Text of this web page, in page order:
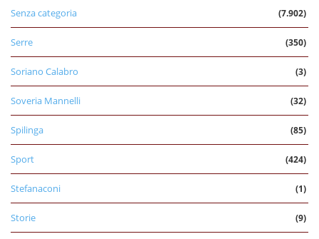
Senza categoria (7.902)
Serre (350)
Soriano Calabro (3)
Soveria Mannelli (32)
Spilinga (85)
Sport (424)
Stefanaconi (1)
Storie (9)